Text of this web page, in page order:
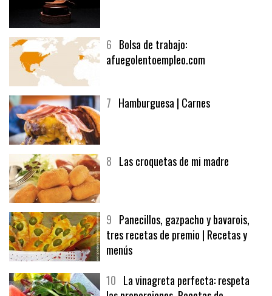
6Bolsa de trabajo:
9Panecillos, gazpacho y bavarois,
tres recetas de premio | Recetas y
menús